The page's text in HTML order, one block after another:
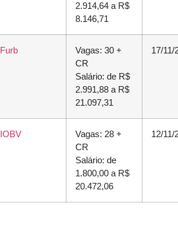
2.914,64 a R$
8.146,71
Furb
Vagas: 30 +
CR
Salário: de R$
2.991,88 a R$
21.097,31
17/11/
IOBV
Vagas: 28 +
CR
Salário: de
1.800,00 a R$
20.472,06
12/11/